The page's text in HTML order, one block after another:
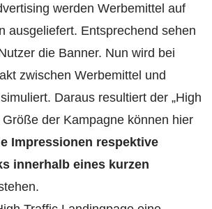
werden Werbemittel auf
ausgeliefert. Entsprechend sehen
die Banner. Nun wird bei
zwischen Werbemittel und
Daraus resultiert der „High
Größe der Kampagne können hier
Impressionen respektive
innerhalb eines kurzen